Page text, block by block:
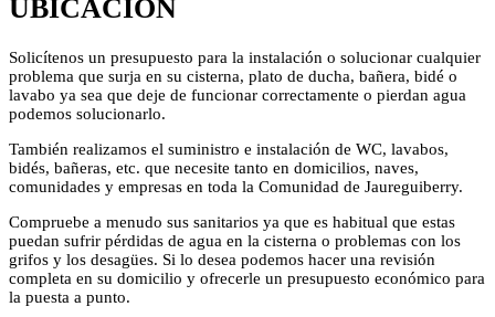
UBICACIÓN
Solicítenos un presupuesto para la instalación o solucionar cualquier
problema que surja en su cisterna, plato de ducha, bañera, bidé o
lavabo ya sea que deje de funcionar correctamente o pierdan agua
podemos solucionarlo.
También realizamos el suministro e instalación de WC, lavabos,
bidés, bañeras, etc. que necesite tanto en domicilios, naves,
comunidades y empresas en toda la Comunidad de Jaureguiberry.
Compruebe a menudo sus sanitarios ya que es habitual que estas
puedan sufrir pérdidas de agua en la cisterna o problemas con los
grifos y los desagües. Si lo desea podemos hacer una revisión
completa en su domicilio y ofrecerle un presupuesto económico para
la puesta a punto.